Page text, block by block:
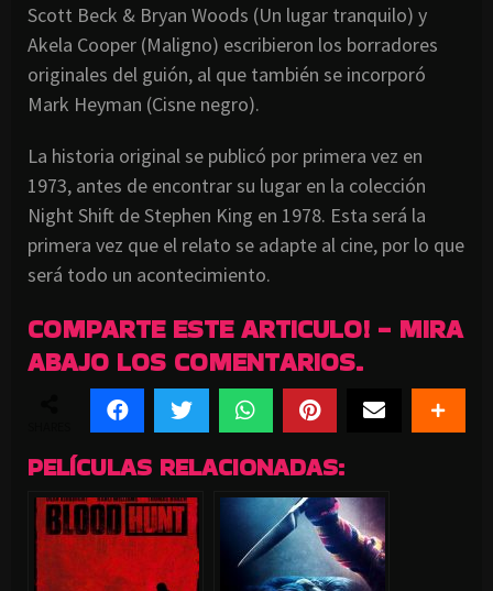
Scott Beck & Bryan Woods (Un lugar tranquilo) y
Akela Cooper (Maligno) escribieron los borradores
originales del guión, al que también se incorporó
Mark Heyman (Cisne negro).
La historia original se publicó por primera vez en
1973, antes de encontrar su lugar en la colección
Night Shift de Stephen King en 1978. Esta será la
primera vez que el relato se adapte al cine, por lo que
será todo un acontecimiento.
COMPARTE ESTE ARTICULO! - MIRA
ABAJO LOS COMENTARIOS.
PELÍCULAS RELACIONADAS: